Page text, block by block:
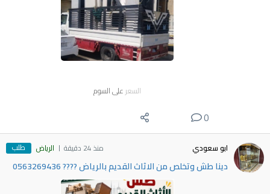
السعر على السوم
0
ابو سعودي منذ 24 دقيقة الرياض طلب
دينا طش وتخلص من الاثاث القديم بالرياض ???? 0563269436